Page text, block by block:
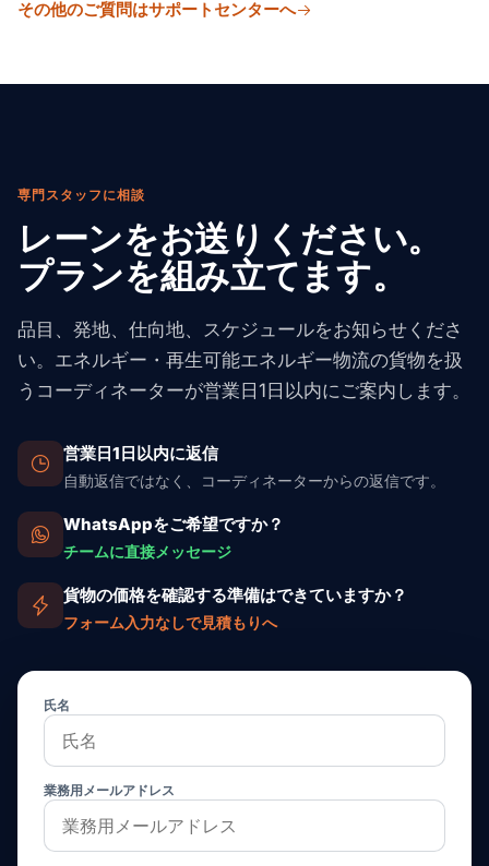
ンを作成します——基礎、タワー、ブレード、電気機器
その他のご質問はサポートセンターへ
専門スタッフに相談
レーンをお送りください。
プランを組み立てます。
品目、発地、仕向地、スケジュールをお知らせくださ
い。エネルギー・再生可能エネルギー物流の貨物を扱
うコーディネーターが営業日1日以内にご案内します。
営業日1日以内に返信
自動返信ではなく、コーディネーターからの返信です。
WhatsAppをご希望ですか？
チームに直接メッセージ
貨物の価格を確認する準備はできていますか？
フォーム入力なしで見積もりへ
氏名
業務用メールアドレス